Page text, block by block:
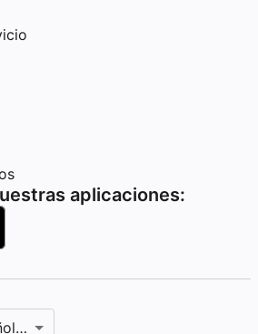
aplicaciones:
(internacional)